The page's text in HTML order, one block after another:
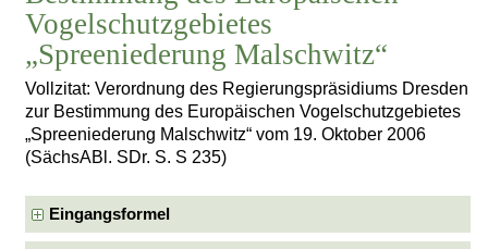
Vogelschutzgebietes
„Spreeniederung Malschwitz“
Vollzitat: Verordnung des Regierungspräsidiums Dresden
zur Bestimmung des Europäischen Vogelschutzgebietes
„Spreeniederung Malschwitz“ vom 19. Oktober 2006
(SächsABl. SDr. S. S 235)
Eingangsformel